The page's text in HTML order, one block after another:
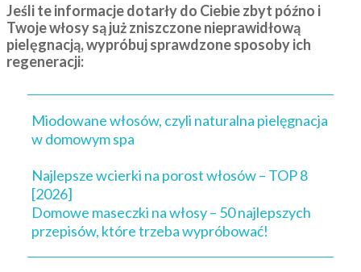
Jeśli te informacje dotarły do Ciebie zbyt późno i
Twoje włosy są już zniszczone nieprawidłową
pielęgnacją, wypróbuj sprawdzone sposoby ich
regeneracji:
Miodowane włosów, czyli naturalna pielęgnacja
w domowym spa
Najlepsze wcierki na porost włosów – TOP 8
[2026]
Domowe maseczki na włosy – 50 najlepszych
przepisów, które trzeba wypróbować!